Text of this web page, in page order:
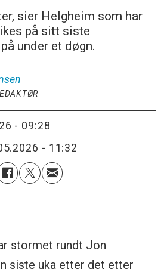
sier Helgheim som har
på sitt siste
under et døgn.
- 09:28
- 11:32
stormet rundt Jon
siste uka etter det etter